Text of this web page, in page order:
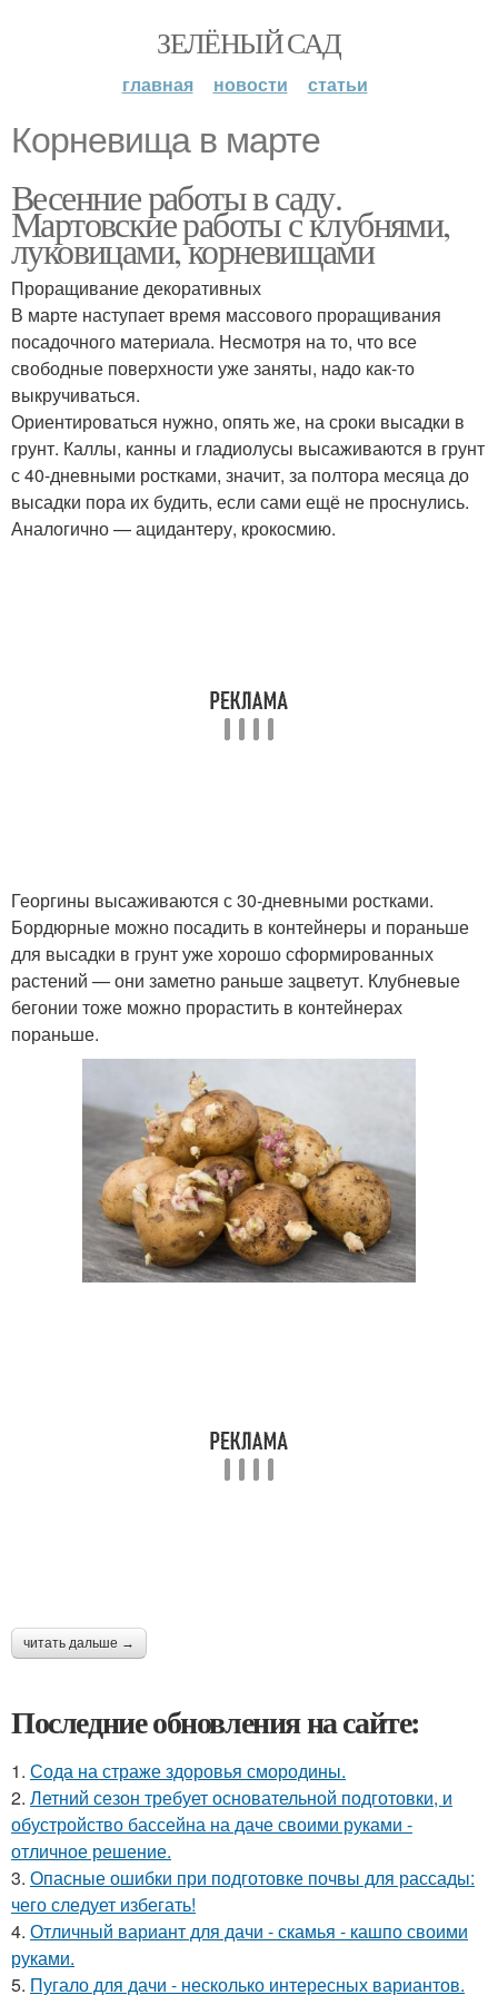
ЗЕЛЁНЫЙ САД
главная новости статьи
Корневища в марте
Весенние работы в саду.
Мартовские работы с клубнями,
луковицами, корневищами
Проращивание декоративных
В марте наступает время массового проращивания
посадочного материала. Несмотря на то, что все
свободные поверхности уже заняты, надо как-то
выкручиваться.
Ориентироваться нужно, опять же, на сроки высадки в
грунт. Каллы, канны и гладиолусы высаживаются в грунт
с 40-дневными ростками, значит, за полтора месяца до
высадки пора их будить, если сами ещё не проснулись.
Аналогично — ацидантеру, крокосмию.
Георгины высаживаются с 30-дневными ростками.
Бордюрные можно посадить в контейнеры и пораньше
для высадки в грунт уже хорошо сформированных
растений — они заметно раньше зацветут. Клубневые
бегонии тоже можно прорастить в контейнерах
пораньше.
читать дальше →
Последние обновления на сайте:
1. Сода на страже здоровья смородины.
2. Летний сезон требует основательной подготовки, и
обустройство бассейна на даче своими руками -
отличное решение.
3. Опасные ошибки при подготовке почвы для рассады:
чего следует избегать!
4. Отличный вариант для дачи - скамья - кашпо своими
руками.
5. Пугало для дачи - несколько интересных вариантов.